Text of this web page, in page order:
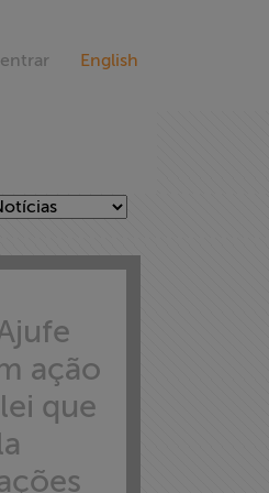
entrar English
ação
que